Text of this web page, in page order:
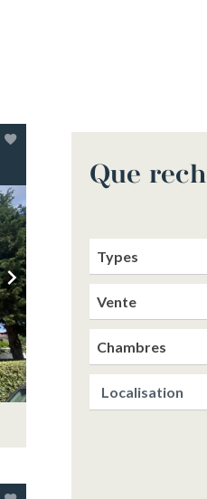
Que
Types
Vente
Chambres
Localisation